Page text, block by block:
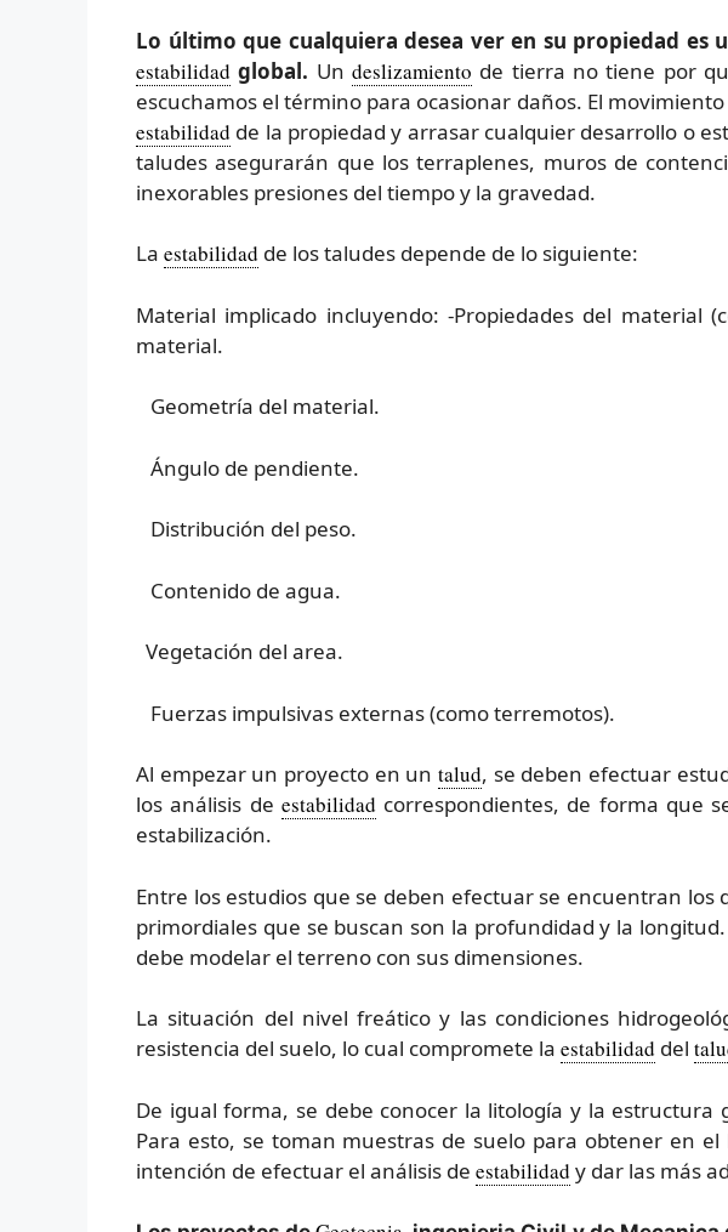
Lo último que cualquiera desea ver en su propiedad es
estabilidad global. Undeslizamiento de tierra no tiene por
escuchamos el término para ocasionar daños. El
estabilidad de la propiedad y arrasar cualquier desarrollo o
taludes asegurarán que los terraplenes, muros de
inexorables presiones del tiempo y la gravedad.
La estabilidad de los taludes depende de lo siguiente:
Material implicado incluyendo: -Propiedades del material
material.
Geometría del material.
Ángulo de pendiente.
Distribución del peso.
Contenido de agua.
Vegetación del area.
Fuerzas impulsivas externas (como terremotos).
Al empezar un proyecto en untalud, se deben efectuar
los análisis de estabilidad correspondientes, de forma que
estabilización.
Entre los estudios que se deben efectuar se encuentran
primordiales que se buscan son la profundidad y la
debe modelar el terreno con sus dimensiones.
La situación del nivel freático y las condiciones
resistencia del suelo, lo cual compromete la estabilidad del
De igual forma, se debe conocer la litología y la estructura
Para esto, se toman muestras de suelo para obtener en
intención de efectuar el análisis de estabilidad y dar las más